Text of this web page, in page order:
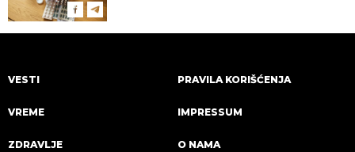
VESTI
VREME
ZDRAVLJE
PRAVILA KORIŠĆENJA
IMPRESSUM
O NAMA